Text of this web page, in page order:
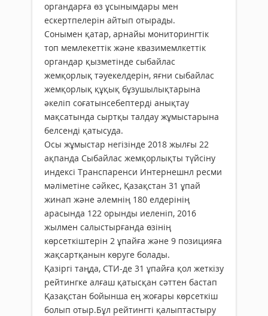
органдарға өз ұсынымдары мен
ескертпелерін айтып отырады.
Сонымен қатар, арнайы мониторингтік
топ мемлекеттік және квазимемлкеттік
органдар қызметінде сыбайлас
жемқорлық тәуекелдерін, яғни сыбайлас
жемқорлық құқық бұзушылықтарына
әкеліп соғатынсебептерді анықтау
мақсатында сыртқы талдау жұмыстарына
белсенді қатысуда.
Осы жұмыстар негізінде 2018 жылғы 22
ақпанда Сыбайлас жемқорлықты түйсіну
индексі Транспаренси Интернешнл ресми
мәліметіне сәйкес, Қазақстан 31 ұпай
жинап және әлемнің 180 елдерінің
арасында 122 орынды иеленіп, 2016
жылмен салыстырғанда өзінің
көрсеткіштерін 2 ұпайға және 9 позицияға
жақсартқанын көруге болады.
Қазіргі таңда, СТИ-де 31 ұпайға қол жеткізу
рейтингке алғаш қатысқан сәттен бастап
Қазақстан бойынша ең жоғары көрсеткіш
болып отыр.Бұл рейтингті қалыптастыру